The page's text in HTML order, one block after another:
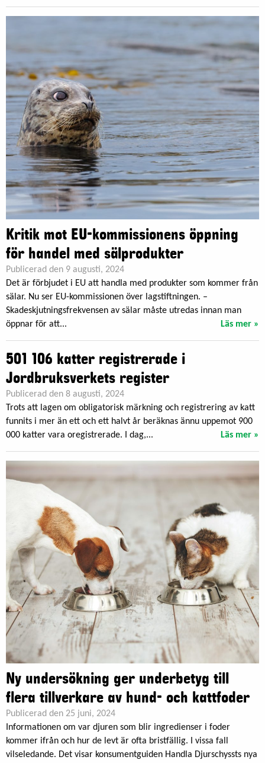
Kritik mot EU-kommissionens öppning
för handel med sälprodukter
Publicerad den 9 augusti, 2024
Det är förbjudet i EU att handla med produkter som kommer från
sälar. Nu ser EU-kommissionen över lagstiftningen. –
Skadeskjutningsfrekvensen av sälar måste utredas innan man
öppnar för att...
Läs mer »
501 106 katter registrerade i
Jordbruksverkets register
Publicerad den 8 augusti, 2024
Trots att lagen om obligatorisk märkning och registrering av katt
funnits i mer än ett och ett halvt år beräknas ännu uppemot 900
000 katter vara oregistrerade. I dag,...
Läs mer »
Ny undersökning ger underbetyg till
flera tillverkare av hund- och kattfoder
Publicerad den 25 juni, 2024
Informationen om var djuren som blir ingredienser i foder
kommer ifrån och hur de levt är ofta bristfällig. I vissa fall
vilseledande. Det visar konsumentguiden Handla Djurschyssts nya